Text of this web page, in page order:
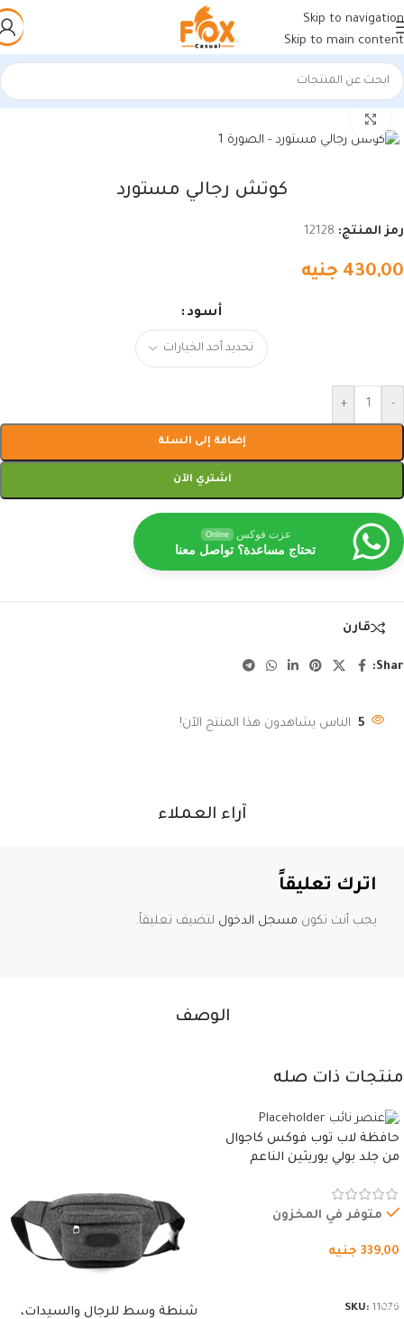
Skip to navigation
Skip to main content
الرئيسية/أحذية رجالي/كوتشي رجالي
كوتش رجالي مستورد
رمز المنتج: 12128
430,00 جنيه
أسود
-
+
إضافة إلى السلة
اشتري الآن
عزت فوكس Online
تحتاج مساعدة؟ تواصل معنا
قارن
5 الناس يشاهدون هذا المنتج الآن!
الوصف
آراء العملاء
اترك تعليقاً
يجب أنت تكون مسجل الدخول لتضيف تعليقاً.
منتجات ذات صله
حافظة لاب توب فوكس كاجوال
من جلد بولي يوريثين الناعم
وسوستة.
متوفر في المخزون
339,00 جنيه
SKU: 11076
شنطة وسط للرجال والسيدات،